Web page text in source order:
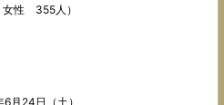
性 355人）
月24日（土）